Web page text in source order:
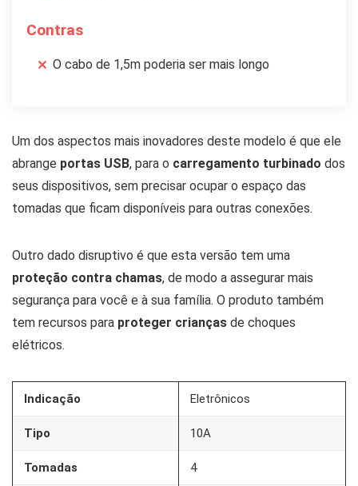
Contras
O cabo de 1,5m poderia ser mais longo
Um dos aspectos mais inovadores deste modelo é que ele
abrange portas USB, para o carregamento turbinado dos
seus dispositivos, sem precisar ocupar o espaço das
tomadas que ficam disponíveis para outras conexões.
Outro dado disruptivo é que esta versão tem uma
proteção contra chamas, de modo a assegurar mais
segurança para você e à sua família. O produto também
tem recursos para proteger crianças de choques
elétricos.
Indicação Eletrônicos
Tipo 10A
Tomadas 4